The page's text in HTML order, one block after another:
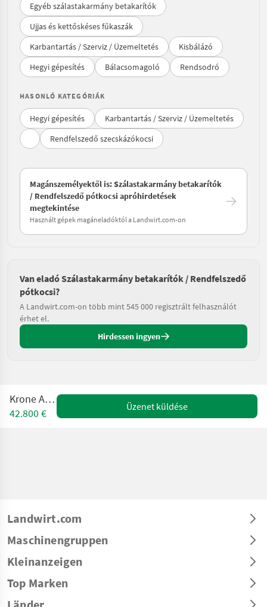
Egyéb szálastakarmány betakarítók
Ujjas és kettőskéses fűkaszák
Karbantartás / Szerviz / Üzemeltetés
Kisbálázó
Hegyi gépesítés
Bálacsomagoló Rendsodró
HASONLÓ KATEGÓRIÁK
Hegyi gépesítés
Karbantartás / Szerviz / Üzemeltetés
Rendfelszedő szecskázókocsi
Magánszemélyektől is: Szálastakarmány betakarítók
/ Rendfelszedő pótkocsi apróhirdetések
megtekintése
Használt gépek magáneladóktól a Landwirt.com-on
Van eladó Szálastakarmány betakarítók / Rendfelszedő
pótkocsi?
A Landwirt.com-on több mint 545 000 regisztrált felhasználót
érhet el.
Hirdessen ingyen
Krone AX 250
42.800 €
Üzenet küldése
Landwirt.com
Maschinengruppen
Kleinanzeigen
Top Marken